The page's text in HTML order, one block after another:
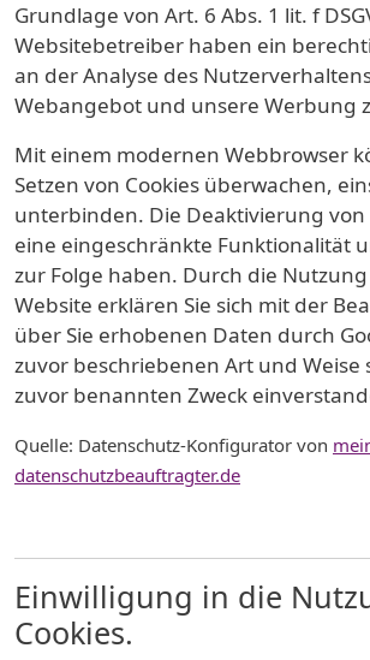
Grundlage von Art. 6 Abs. 1 lit. f
Websitebetreiber haben ein
an der Analyse des
Webangebot und unsere Werbung
Mit einem modernen Webbrowser
Setzen von Cookies überwachen,
unterbinden. Die Deaktivierung von
eine eingeschränkte Funktionalität
zur Folge haben. Durch die
Website erklären Sie sich mit der
über Sie erhobenen Daten durch
zuvor beschriebenen Art und Weise
zuvor benannten Zweck
Quelle: Datenschutz-Konfigurator von
datenschutzbeauftragter.de
Einwilligung in die
Cookies.